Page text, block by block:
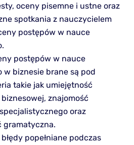
oceny pisemne i ustne oraz
spotkania z nauczycielem
postępów w nauce
postępów w nauce
w biznesie brane są pod
takie jak umiejętność
znajomość
oraz
gramatyczna.
popełniane podczas